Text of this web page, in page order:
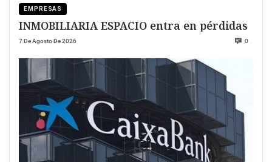
EMPRESAS
INMOBILIARIA ESPACIO entra en pérdidas
7 De Agosto De 2026 0